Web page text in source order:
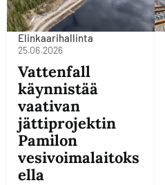
Elinkaarihallinta
25.06.2026
Vattenfall
käynnistää
vaativan
jättiprojektin
Pamilon
vesivoimalaitoks
ella